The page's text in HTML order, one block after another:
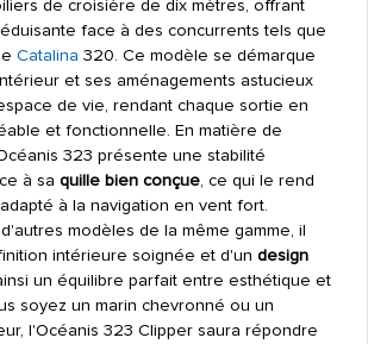
de croisière de dix mètres, offrant
face à des concurrents tels que
Catalina 320. Ce modèle se démarque
et ses aménagements astucieux
de vie, rendant chaque sortie en
et fonctionnelle. En matière de
323 présente une stabilité
à sa quille bien conçue, ce qui le rend
à la navigation en vent fort.
modèles de la même gamme, il
intérieure soignée et d'un design
un équilibre parfait entre esthétique et
soyez un marin chevronné ou un
l'Océanis 323 Clipper saura répondre